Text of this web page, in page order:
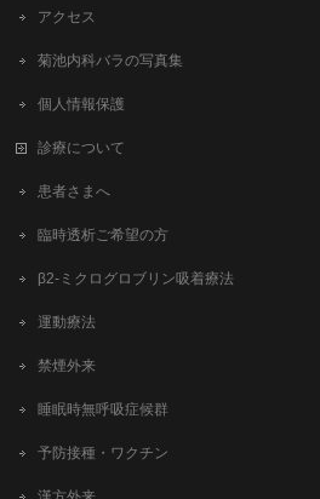
アクセス
菊池内科バラの写真集
個人情報保護
診療について
患者さまへ
臨時透析ご希望の方
β2-ミクログロブリン吸着療法
運動療法
禁煙外来
睡眠時無呼吸症候群
予防接種・ワクチン